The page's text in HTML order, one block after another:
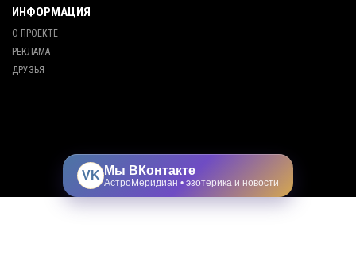
ИНФОРМАЦИЯ
О ПРОЕКТЕ
РЕКЛАМА
ДРУЗЬЯ
VK Мы ВКонтакте
АстроМеридиан • эзотерика и новости